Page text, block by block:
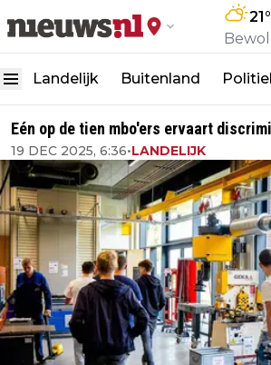
21
Landelijk Buitenland
Eén op de tien mbo'ers ervaart
19 DEC 2025, 6:36•LANDELIJK